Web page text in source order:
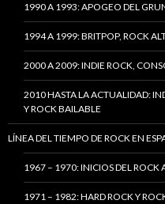
1990 A 1993: APOGEO DEL
1994 A 1999: BRITPOP, ROCK
2000 A 2009: INDIE ROCK,
2010 HASTA LA ACTUALIDAD:
Y ROCK BAILABLE
LÍNEA DEL TIEMPO DE ROCK EN
1967 – 1970: INICIOS DEL ROCK
1971 – 1982: HARD ROCK Y